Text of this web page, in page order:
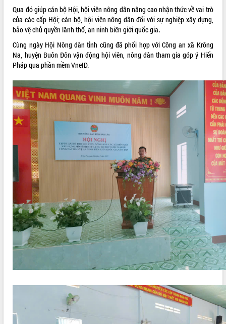
Qua đó giúp cán bộ Hội, hội viên nông dân nâng cao nhận thức về vai trò
của các cấp Hội; cán bộ, hội viên nông dân đối với sự nghiệp xây dựng,
bảo vệ chủ quyền lãnh thổ, an ninh biên giới quốc gia.
Cùng ngày Hội Nông dân tỉnh cũng đã phối hợp với Công an xã Krông
Na, huyện Buôn Đôn vận động hội viên, nông dân tham gia góp ý Hiến
Pháp qua phần mềm VneID.